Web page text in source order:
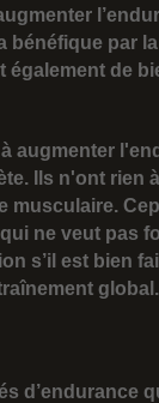
bénéfique par
de
augmenter
Ils n'ont rien
musculaire.
ne veut pas
s’il est bien
global.
d’endurance